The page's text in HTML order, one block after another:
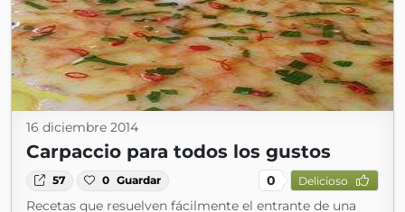
16 diciembre 2014
Carpaccio para todos los gustos
57 0 Guardar 0 Delicioso
Recetas que resuelven fácilmente el entrante de una